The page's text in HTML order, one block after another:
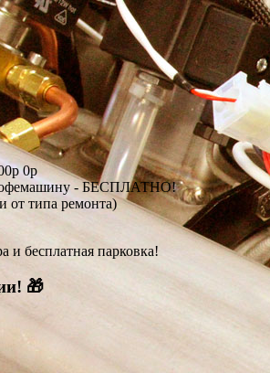
0р
кофемашину - БЕСПЛАТНО!
от типа ремонта)
и бесплатная парковка!
🎁